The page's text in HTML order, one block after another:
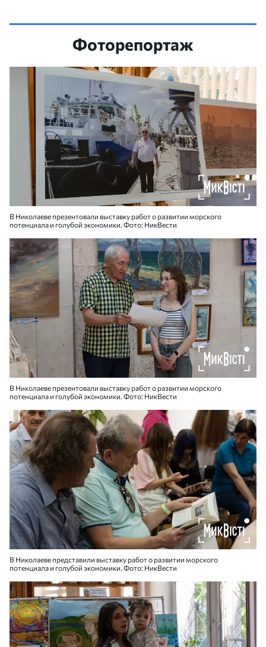
Фоторепортаж
В Николаеве презентовали выставку работ о развитии морского
потенциала и голубой экономики. Фото: НикВести
В Николаеве презентовали выставку работ о развитии морского
потенциала и голубой экономики. Фото: НикВести
В Николаеве представили выставку работ о развитии морского
потенциала и голубой экономики. Фото: НикВести